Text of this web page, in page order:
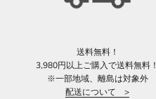
送料無料！
3,980円以上ご購入で送料無料！
※一部地域、離島は対象外
配送について >